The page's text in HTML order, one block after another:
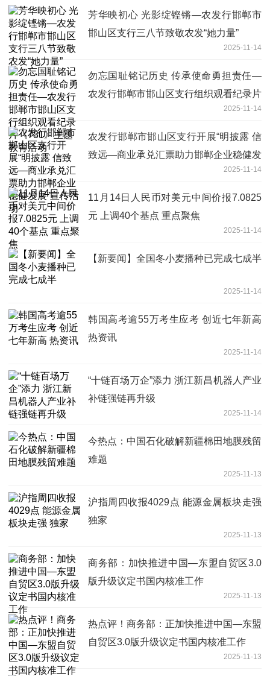
芳华映初心 光影绽铿锵—农发行邯郸市
邯山区支行三八节致敬农发“她力量”
2025-11-14
勿忘国耻铭记历史 传承使命勇担责任—
农发行邯郸市邯山区支行组织观看纪录片
2025-11-14
农发行邯郸市邯山区支行开展“明披露 信
致远—商业承兑汇票助力邯郸企业稳健发
2025-11-14
11月14日人民币对美元中间价报7.0825
元 上调40个基点 重点聚焦
2025-11-14
【新要闻】全国冬小麦播种已完成七成半
2025-11-14
韩国高考逾55万考生应考 创近七年新高
热资讯
2025-11-14
“十链百场万企”添力 浙江新昌机器人产业
补链强链再升级
2025-11-14
今热点：中国石化破解新疆棉田地膜残留
难题
2025-11-13
沪指周四收报4029点 能源金属板块走强
独家
2025-11-13
商务部：加快推进中国—东盟自贸区3.0
版升级议定书国内核准工作
2025-11-13
热点评！商务部：正加快推进中国—东盟
自贸区3.0版升级议定书国内核准工作
2025-11-13